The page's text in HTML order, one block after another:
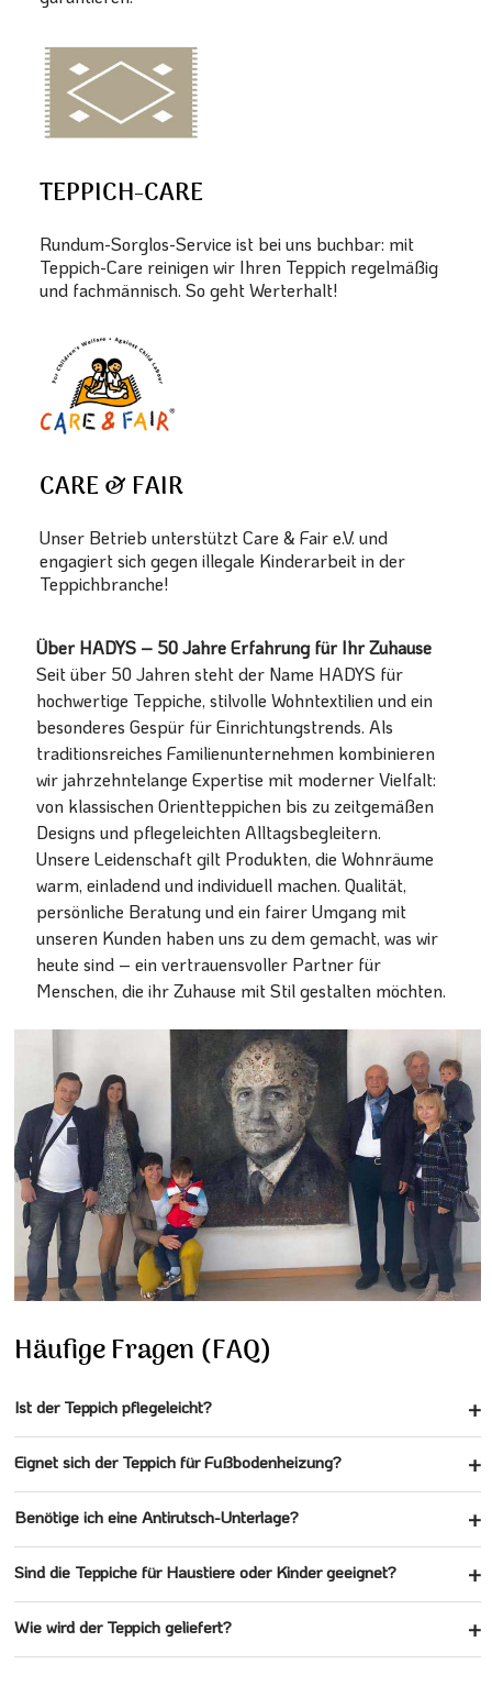
TEPPICH-CARE
Rundum-Sorglos-Service ist bei uns buchbar: mit
Teppich-Care reinigen wir Ihren Teppich regelmäßig
und fachmännisch. So geht Werterhalt!
CARE & FAIR
Unser Betrieb unterstützt Care & Fair e.V. und
engagiert sich gegen illegale Kinderarbeit in der
Teppichbranche!
Über HADYS – 50 Jahre Erfahrung für Ihr Zuhause
Seit über 50 Jahren steht der Name HADYS für
hochwertige Teppiche, stilvolle Wohntextilien und ein
besonderes Gespür für Einrichtungstrends. Als
traditionsreiches Familienunternehmen kombinieren
wir jahrzehntelange Expertise mit moderner Vielfalt:
von klassischen Orientteppichen bis zu zeitgemäßen
Designs und pflegeleichten Alltagsbegleitern.
Unsere Leidenschaft gilt Produkten, die Wohnräume
warm, einladend und individuell machen. Qualität,
persönliche Beratung und ein fairer Umgang mit
unseren Kunden haben uns zu dem gemacht, was wir
heute sind – ein vertrauensvoller Partner für
Menschen, die ihr Zuhause mit Stil gestalten möchten.
Häufige Fragen (FAQ)
Ist der Teppich pflegeleicht?
Eignet sich der Teppich für Fußbodenheizung?
Benötige ich eine Antirutsch-Unterlage?
Sind die Teppiche für Haustiere oder Kinder geeignet?
Wie wird der Teppich geliefert?